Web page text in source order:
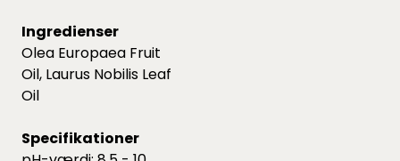
Ingredienser
Olea Europaea Fruit
Oil, Laurus Nobilis Leaf
Oil
Specifikationer